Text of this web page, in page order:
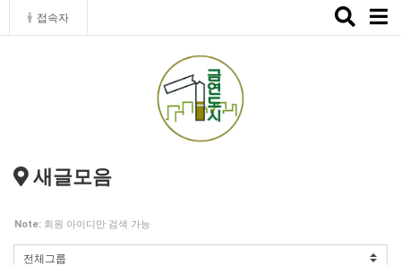
접속자
Toggle
새글모음
Note: 회원 아이디만 검색 가능